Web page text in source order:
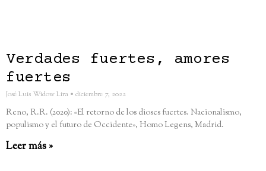
Verdades fuertes, amores
fuertes
José Luis Widow Lira diciembre 7, 2022
Reno, R.R. (2020): «El retorno de los dioses fuertes. Nacionalismo,
populismo y el futuro de Occidente», Homo Legens, Madrid.
Leer más »